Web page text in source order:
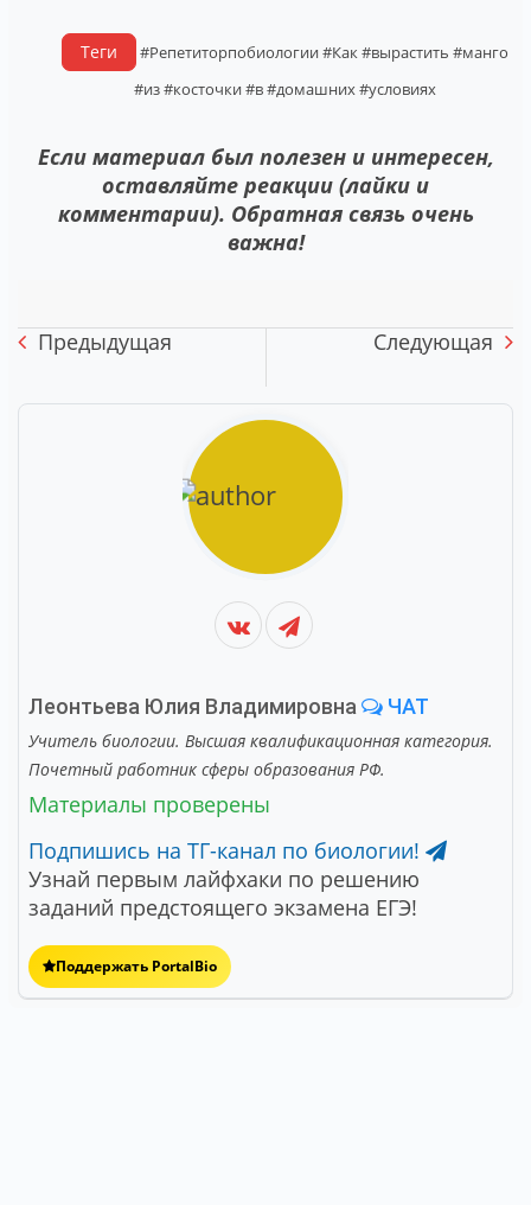
Теги #Репетиторпобиологии#Как#вырастить #манго
#из#косточки#в#домашних#условиях
Если материал был полезен и интересен,
оставляйте реакции (лайки и
комментарии). Обратная связь очень
важна!
Предыдущая Следующая
Леонтьева Юлия Владимировна ЧАТ
Учитель биологии. Высшая квалификационная категория.
Почетный работник сферы образования РФ.
Материалы проверены
Подпишись на ТГ-канал по биологии!
Узнай первым лайфхаки по решению
заданий предстоящего экзамена ЕГЭ!
Поддержать PortalBio